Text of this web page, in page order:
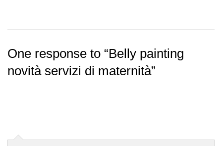
One response to “Belly painting
novità servizi di maternità”